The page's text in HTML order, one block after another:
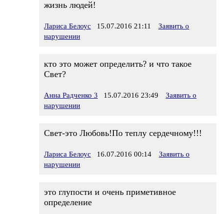
жизнь людей!
Лариса Белоус 15.07.2016 21:11
Заявить о
нарушении
кто это может определить? и что такое
Свет?
Анна Радченко 3 15.07.2016 23:49
Заявить о
нарушении
Свет-это Любовь!По теплу сердечному!!!
Лариса Белоус 16.07.2016 00:14
Заявить о
нарушении
это глупости и очень приметивное
определение